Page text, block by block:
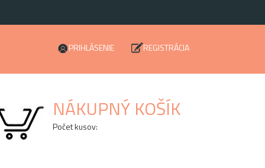
PRIHLÁSENIE REGISTRÁCIA
NÁKUPNÝ KOŠÍK
Počet kusov: